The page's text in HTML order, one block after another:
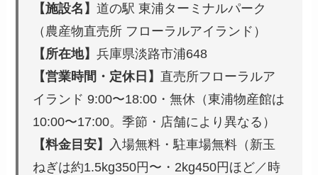
【施設名】道の駅 東浦ターミナルパーク
（農産物直売所 フローラルアイランド）
【所在地】兵庫県淡路市浦648
【営業時間・定休日】 直売所フローラルア
イランド 9:00〜18:00・無休（東浦物産館は
10:00〜17:00。季節・店舗により異なる）
【料金目安】
入場無料・駐車場無料（新玉
ねぎは約1.5kg350円〜・2kg450円ほど／時